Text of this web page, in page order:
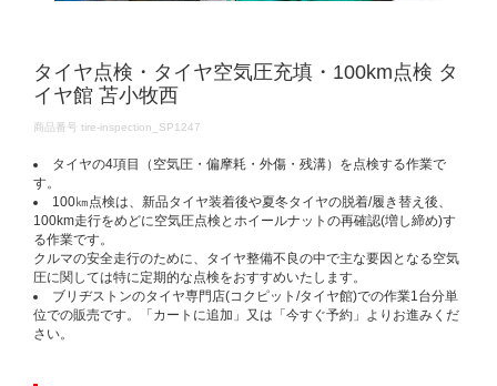
タイヤ点検・タイヤ空気圧充填・100km点検 タ
イヤ館 苫小牧西
DETAILS
商品番号 tire-inspection_SP1247
タイヤの4項目（空気圧・偏摩耗・外傷・残溝）を点検する作業で
す。​
100㎞点検は、新品タイヤ装着後や夏冬タイヤの脱着/履き替え後、
100km走行をめどに空気圧点検とホイールナットの再確認(増し締め)す
る作業です。​
クルマの安全走行のために、タイヤ整備不良の中で主な要因となる空気
圧に関しては特に定期的な点検をおすすめいたします。​
ブリヂストンのタイヤ専門店(コクピット/タイヤ館)での作業1台分単
位での販売です。「カートに追加」又は「今すぐ予約」よりお進みくだ
さい。​